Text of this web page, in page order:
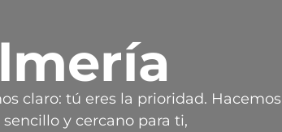
claro: tú eres la prioridad. Hacemos
y cercano para ti,